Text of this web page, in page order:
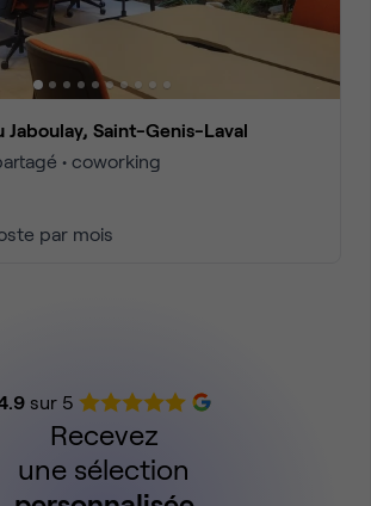
Jaboulay, Saint-Genis-Laval
• coworking
par mois
sur 5
Recevez
une sélection